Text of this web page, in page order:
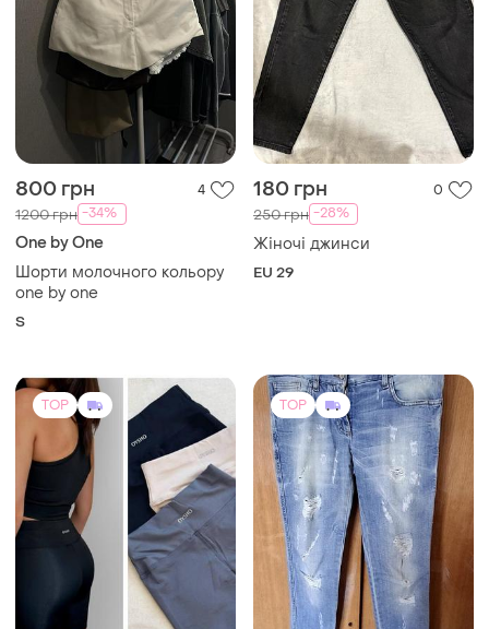
800 грн 4
1200 грн -34%
One by One
Шорти молочного кольору
one by one
S
180 грн 0
250 грн -28%
Жіночі джинси
EU 29
TOP TOP